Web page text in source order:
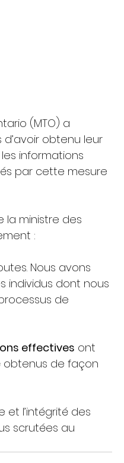
(MTO) a
obtenu leur
informations
par cette mesure
la ministre des
:
Nous avons
individus dont nous
de
effectives ont
obtenus de façon
l’intégrité des
scrutées au